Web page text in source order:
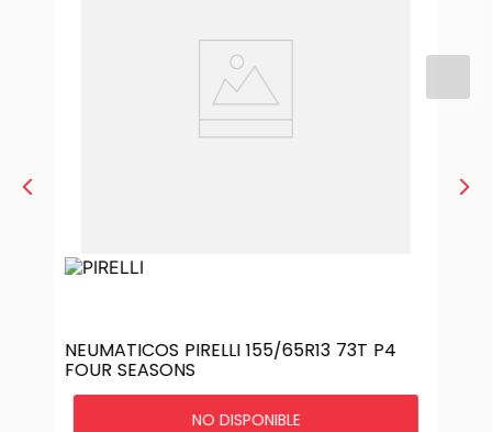
NEUMATICOS PIRELLI 155/65R13 73T P4
FOUR SEASONS
NO DISPONIBLE